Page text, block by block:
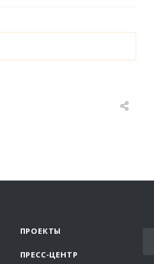
ПРОЕКТЫ
ПРЕСС-ЦЕНТР